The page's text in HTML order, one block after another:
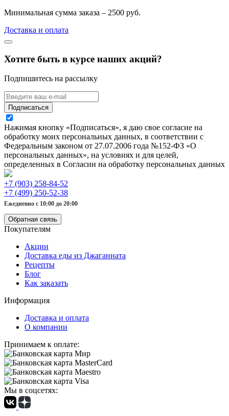
Минимальная сумма заказа – 2500 руб.
Доставка и оплата
Хотите быть в курсе наших акций?
Подпишитесь на рассылку
Подписаться
Нажимая кнопку «Подписаться», я даю свое согласие на
обработку моих персональных данных, в соответствии с
Федеральным законом от 27.07.2006 года №152-ФЗ «О
персональных данных», на условиях и для целей,
определенных в Согласии на обработку персональных данных
+7 (903) 258-84-52
+7 (499) 250-52-38
Ежедневно с 10:00 до 20:00
Обратная связь
Покупателям
Акции
Доставка еды из Джаганната
Рецепты
Блог
Как заказать
Информация
Доставка и оплата
О компании
Принимаем к оплате:
Мы в соцсетях: